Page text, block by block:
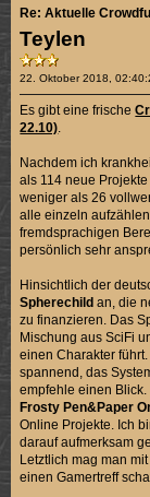
Teylen
22. Oktober 2018,
Re: Aktuelle
Es gibt eine frische
22.10).
Nachdem ich
als 114 neue
weniger als 26
alle einzeln
fremdsprachigen
persönlich sehr
Hinsichtlich der
Spherechild an, die
zu finanzieren. Das
Mischung aus SciFi
einen Charakter
spannend, das
empfehle einen Blick.
Frosty Pen&Paper
Online Projekte. Ich
darauf aufmerksam
Letztlich mag man
einen Gamertreff